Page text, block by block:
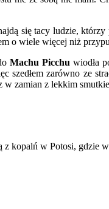
się tacy ludzie, którzy
o wiele więcej niż
Machu Picchu wiodła
szedłem zarówno ze
w zamian z lekkim
z kopalń w Potosi, gdzie